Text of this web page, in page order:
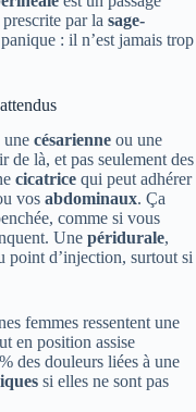
par la sage-
: il n’est jamais trop
une césarienne ou une
de là, et pas seulement des
cicatrice qui peut adhérer
vos abdominaux. Ça
comme si vous
Une péridurale,
point d’injection, surtout si
femmes ressentent une
en position assise
des douleurs liées à une
si elles ne sont pas